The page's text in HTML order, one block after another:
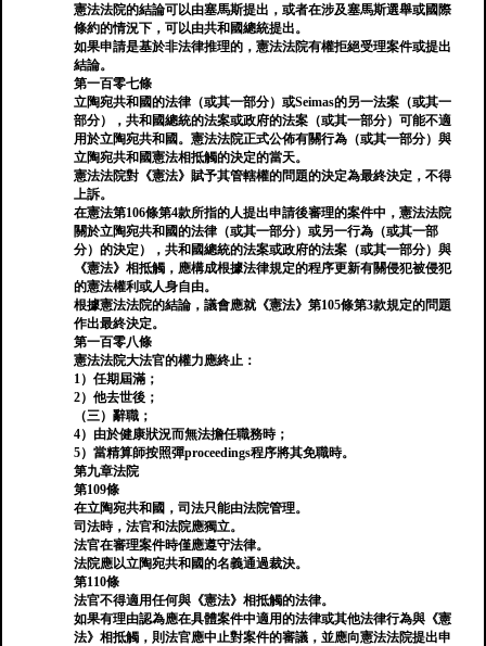
憲法法院的結論可以由塞馬斯提出，或者在涉及塞馬斯選舉或國際
條約的情況下，可以由共和國總統提出。
如果申請是基於非法律推理的，憲法法院有權拒絕受理案件或提出
結論。
第一百零七條
立陶宛共和國的法律（或其一部分）或Seimas的另一法案（或其一
部分），共和國總統的法案或政府的法案（或其一部分）可能不適
用於立陶宛共和國。憲法法院正式公佈有關行為（或其一部分）與
立陶宛共和國憲法相抵觸的決定的當天。
憲法法院對《憲法》賦予其管轄權的問題的決定為最終決定，不得
上訴。
在憲法第106條第4款所指的人提出申請後審理的案件中，憲法法院
關於立陶宛共和國的法律（或其一部分）或另一行為（或其一部
分）的決定），共和國總統的法案或政府的法案（或其一部分）與
《憲法》相抵觸，應構成根據法律規定的程序更新有關侵犯被侵犯
的憲法權利或人身自由。
根據憲法法院的結論，議會應就《憲法》第105條第3款規定的問題
作出最終決定。
第一百零八條
憲法法院大法官的權力應終止：
1）任期屆滿；
2）他去世後；
（三）辭職；
4）由於健康狀況而無法擔任職務時；
5）當精算師按照彈proceedings程序將其免職時。
第九章法院
第109條
在立陶宛共和國，司法只能由法院管理。
司法時，法官和法院應獨立。
法官在審理案件時僅應遵守法律。
法院應以立陶宛共和國的名義通過裁決。
第110條
法官不得適用任何與《憲法》相抵觸的法律。
如果有理由認為應在具體案件中適用的法律或其他法律行為與《憲
法》相抵觸，則法官應中止對案件的審議，並應向憲法法院提出申